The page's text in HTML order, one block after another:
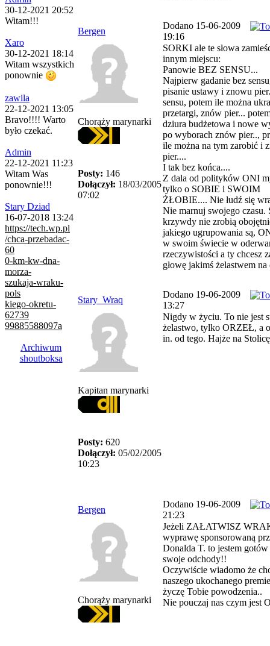
30-12-2021 20:52
Witam!!!
Xaro
30-12-2021 18:14
Witam wszystkich
ponownie
zawila
22-12-2021 13:05
Bravo!!!! Warto
było czekać.
Admin
22-12-2021 11:23
Witam Was
ponownie!!!
Stary Dziad
16-07-2018 13:24
https://tech.wp.pl
/chca-przebadac-
60
0-km-kw-dna-
morza-
szukaja-wraku-
pols
kiego-okretu-
62739
99885588097a
Archiwum
shoutboksa
Bergen
Dodano 15-06-2009
19:16
Chorąży marynarki
Posty: 146
Dołączył: 18/03/2005
07:02
SORKI ale te słowa
innym miejscu:
Panowie BEZ SENSU...
Najpierw gadanie bez
pisanie ustawy i znowu
sensu, potem ile można
przetargi, znów pier...
dziura budżetowa i nowe
po wyborach znów pier..,
ile można na tym zarobić i
pier....
I tak bez końca....
Z dala od polityków ONI
tylko o SOBIE i SWOIM
ŻŁOBIE.... Nie łudź się
Nie marnuj swojego czasu.
krzywdy nie zrobią
jakiego ugrupowania są,
w swoim świecie w
rzeczywistości a ty chcesz
głowę jakimś żelastwem na
Stary_Wraq
Dodano 19-06-2009
13:27
Kapitan marynarki
Posty: 620
Dołączył: 05/02/2005
10:23
Nigdy w życiu. To nie jest
żelastwo, tylko ORZEŁ, a
in. od tego. Hajże na
Bergen
Dodano 19-06-2009
21:23
Chorąży marynarki
Jeżeli ZAŁATWISZ
wyprawę sponsorowaną
Donalda T. to jestem gotów
swoje odchody!!
Oczywiście wiadomo że
naszego ukochanego
życzę Tobie powodzenia..
Nie pouczaj nas czym jest